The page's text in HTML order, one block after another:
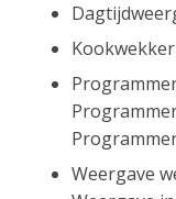
Kookwekker
Weergave